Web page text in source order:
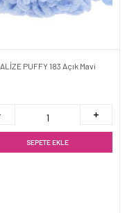
ALİZE PUFFY 183 Açık Mavi
SEPETE EKLE